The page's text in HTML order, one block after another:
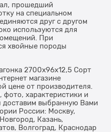
прошедший
на специальном
друг с другом
используются для
При
хвойные породы
2700х96х12,5 Сорт
магазине
цене от производителя.
фото, характеристики и
выбранную Вами
России: Москву,
Казань,
Волгоград, Краснодар